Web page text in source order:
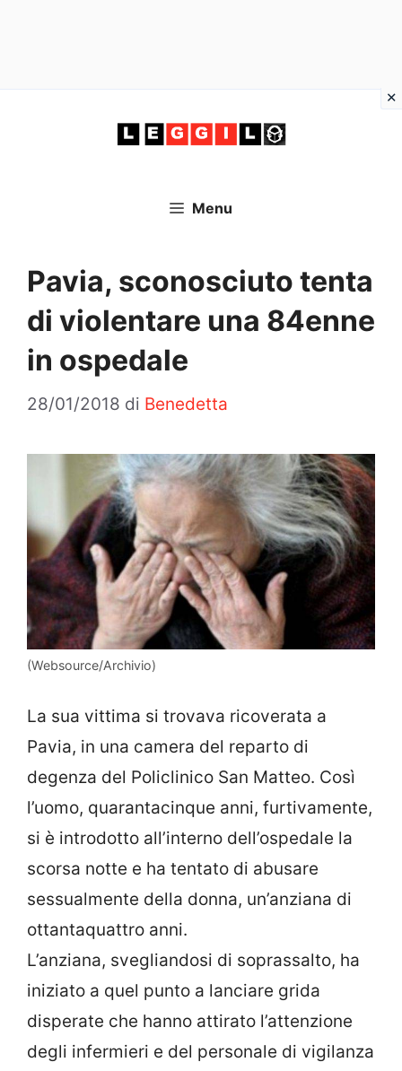
Menu
Pavia, sconosciuto tenta
di violentare una 84enne
in ospedale
28/01/2018 di Benedetta
(Websource/Archivio)
La sua vittima si trovava ricoverata a
Pavia, in una camera del reparto di
degenza del Policlinico San Matteo. Così
l’uomo, quarantacinque anni, furtivamente,
si è introdotto all’interno dell’ospedale la
scorsa notte e ha tentato di abusare
sessualmente della donna, un’anziana di
ottantaquattro anni.
L’anziana, svegliandosi di soprassalto, ha
iniziato a quel punto a lanciare grida
disperate che hanno attirato l’attenzione
degli infermieri e del personale di vigilanza